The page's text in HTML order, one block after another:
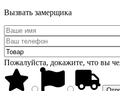
Вызвать замерщика
Пожалуйста, докажите, что вы